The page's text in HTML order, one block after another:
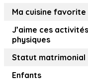
Ma cuisine favorite
J’aime ces activités
physiques
Statut matrimonial
Enfants